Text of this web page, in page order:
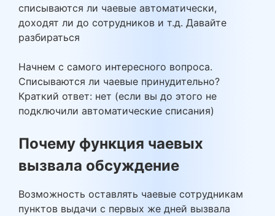
списываются ли чаевые автоматически,
доходят ли до сотрудников и т.д. Давайте
разбираться
Начнем с самого интересного вопроса.
Списываются ли чаевые принудительно?
Краткий ответ: нет (если вы до этого не
подключили автоматические списания)
Почему функция чаевых
вызвала обсуждение
Возможность оставлять чаевые сотрудникам
пунктов выдачи с первых же дней вызвала